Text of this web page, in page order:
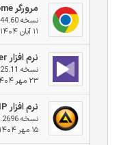
مرورگر Google Chrome
نسخه v142.0.7444.60
۱۱ آبان ۱۴۰۴
نرم افزار KMPlayer
نسخه v2025.9.25.11 و v4.2.3.28
۲۳ مهر ۱۴۰۴
نرم افزار AIMP
نسخه v5.40.2696
۱۵ مهر ۱۴۰۴